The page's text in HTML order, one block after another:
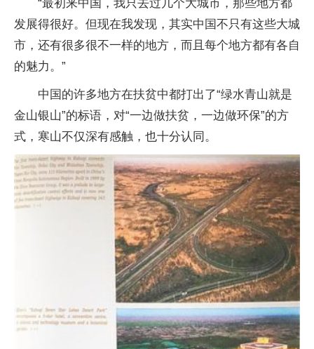
“最初来中国，我只去过几个大城市，那些地方都
发展得很好。但现在我发现，其实中国不只有这些大城
市，还有很多很不一样的地方，而且每个地方都有各自
的魅力。”
中国的许多地方在扶贫中都打出了“绿水青山就是
金山银山”的标语，对“一边做扶贫，一边做环保”的方
式，寒山不仅深有感触，也十分认同。